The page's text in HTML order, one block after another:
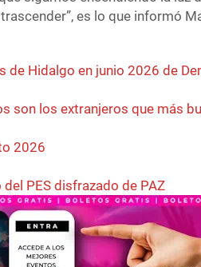
es lo que informó
de Hidalgo en junio 2026 de
son los extranjeros que más
2026
PES disfrazado de PAZ